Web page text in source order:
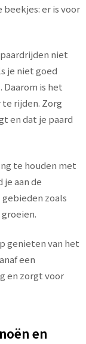
er is voor
niet
je niet goed
Daarom is het
rijden. Zorg
en dat je paard
te houden met
aan de
zoals
genieten van het
een
en zorgt voor
en